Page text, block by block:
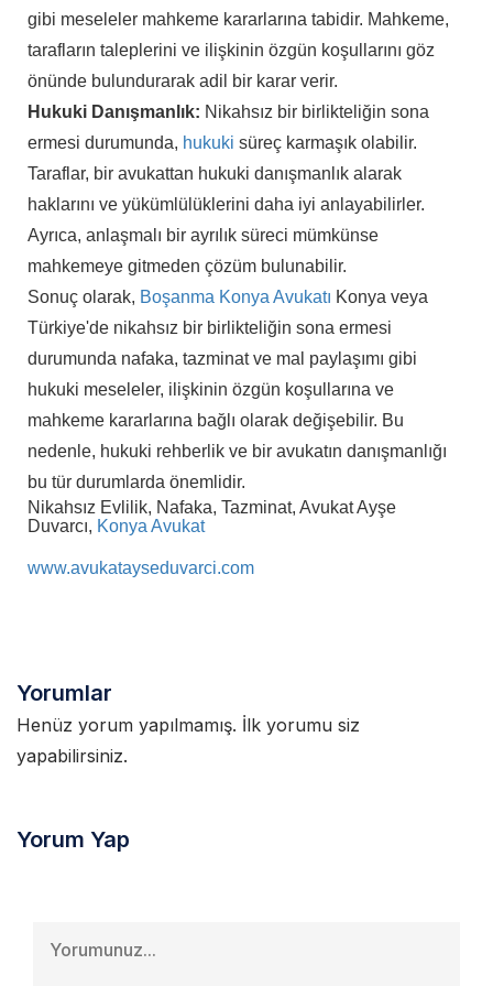
gibi meseleler mahkeme kararlarına tabidir. Mahkeme,
tarafların taleplerini ve ilişkinin özgün koşullarını göz
önünde bulundurarak adil bir karar verir.
Hukuki Danışmanlık: Nikahsız bir birlikteliğin sona
ermesi durumunda, hukuki süreç karmaşık olabilir.
Taraflar, bir avukattan hukuki danışmanlık alarak
haklarını ve yükümlülüklerini daha iyi anlayabilirler.
Ayrıca, anlaşmalı bir ayrılık süreci mümkünse
mahkemeye gitmeden çözüm bulunabilir.
Sonuç olarak, Boşanma Konya Avukatı Konya veya
Türkiye'de nikahsız bir birlikteliğin sona ermesi
durumunda nafaka, tazminat ve mal paylaşımı gibi
hukuki meseleler, ilişkinin özgün koşullarına ve
mahkeme kararlarına bağlı olarak değişebilir. Bu
nedenle, hukuki rehberlik ve bir avukatın danışmanlığı
bu tür durumlarda önemlidir.
Nikahsız Evlilik, Nafaka, Tazminat, Avukat Ayşe
Duvarcı, Konya Avukat
www.avukatayseduvarci.com
Yorumlar
Henüz yorum yapılmamış. İlk yorumu siz
yapabilirsiniz.
Yorum Yap